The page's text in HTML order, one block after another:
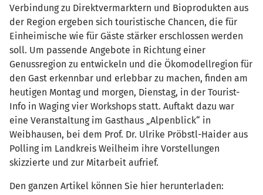
Verbindung zu Direktvermarktern und Bioprodukten aus
der Region ergeben sich touristische Chancen, die für
Einheimische wie für Gäste stärker erschlossen werden
soll. Um passende Angebote in Richtung einer
Genussregion zu entwickeln und die Ökomodellregion für
den Gast erkennbar und erlebbar zu machen, finden am
heutigen Montag und morgen, Dienstag, in der Tourist-
Info in Waging vier Workshops statt. Auftakt dazu war
eine Veranstaltung im Gasthaus „Alpenblick“ in
Weibhausen, bei dem Prof. Dr. Ulrike Pröbstl-Haider aus
Polling im Landkreis Weilheim ihre Vorstellungen
skizzierte und zur Mitarbeit aufrief.
Den ganzen Artikel können Sie hier herunterladen: